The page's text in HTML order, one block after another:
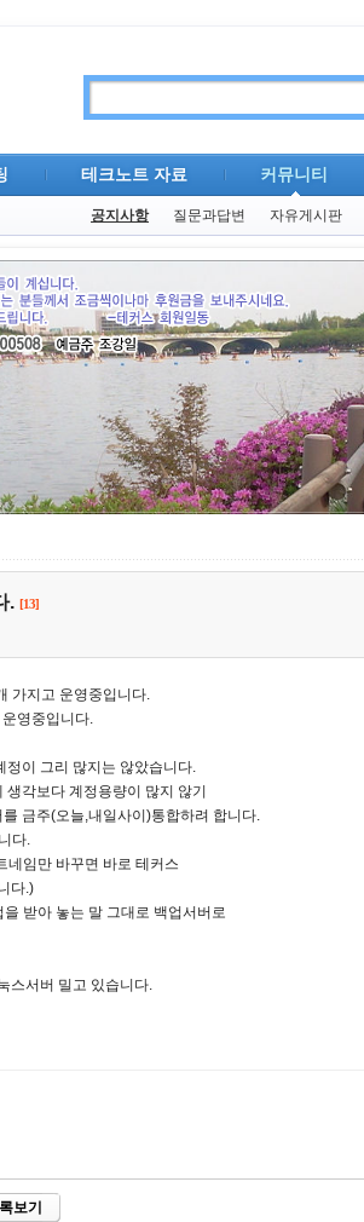
테크노트 자료 커뮤니티
공지사항 질문과답변 자유게시판
. [13]
가지고 운영중입니다.
영중입니다.
정이 그리 많지는 않았습니다.
각보다 계정용량이 많지 않기
금주(오늘,내일사이)통합하려 합니다.
다.
네임만 바꾸면 바로 테커스
다.)
받아 놓는 말 그대로 백업서버로
스서버 밀고 있습니다.
보기